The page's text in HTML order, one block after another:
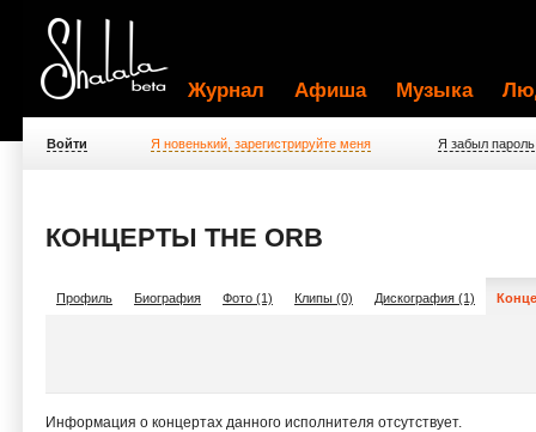
Журнал Афиша Музыка
Войти Я новенький, зарегистрируйте меня Я забыл пароль
КОНЦЕРТЫ THE ORB
Профиль Биография Фото (1) Клипы (0) Дискография (1)
Информация о концертах данного исполнителя отсутствует.